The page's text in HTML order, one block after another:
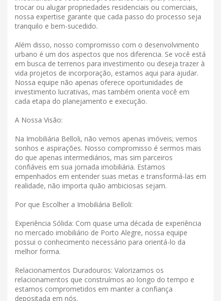
trocar ou alugar propriedades residenciais ou comerciais,
nossa expertise garante que cada passo do processo seja
tranquilo e bem-sucedido.
Além disso, nosso compromisso com o desenvolvimento
urbano é um dos aspectos que nos diferencia. Se você está
em busca de terrenos para investimento ou deseja trazer à
vida projetos de incorporação, estamos aqui para ajudar.
Nossa equipe não apenas oferece oportunidades de
investimento lucrativas, mas também orienta você em
cada etapa do planejamento e execução.
A Nossa Visão:
Na Imobiliária Belloli, não vemos apenas imóveis; vemos
sonhos e aspirações. Nosso compromisso é sermos mais
do que apenas intermediários, mas sim parceiros
confiáveis ​​em sua jornada imobiliária. Estamos
empenhados em entender suas metas e transformá-las em
realidade, não importa quão ambiciosas sejam.
Por que Escolher a Imobiliária Belloli:
Experiência Sólida: Com quase uma década de experiência
no mercado imobiliário de Porto Alegre, nossa equipe
possui o conhecimento necessário para orientá-lo da
melhor forma.
Relacionamentos Duradouros: Valorizamos os
relacionamentos que construímos ao longo do tempo e
estamos comprometidos em manter a confiança
depositada em nós.